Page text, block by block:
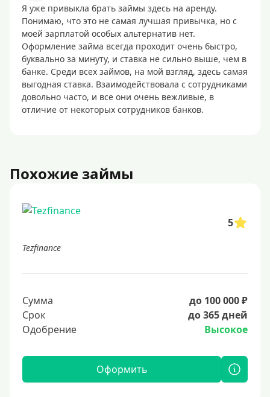
Я уже привыкла брать займы здесь на аренду.
Понимаю, что это не самая лучшая привычка, но с
моей зарплатой особых альтернатив нет.
Оформление займа всегда проходит очень быстро,
буквально за минуту, и ставка не сильно выше, чем в
банке. Среди всех займов, на мой взгляд, здесь самая
выгодная ставка. Взаимодействовала с сотрудниками
довольно часто, и все они очень вежливые, в
отличие от некоторых сотрудников банков.
Похожие займы
5
Tezfinance
Сумма
до 100 000 ₽
Срок
до 365 дней
Одобрение
Высокое
Оформить